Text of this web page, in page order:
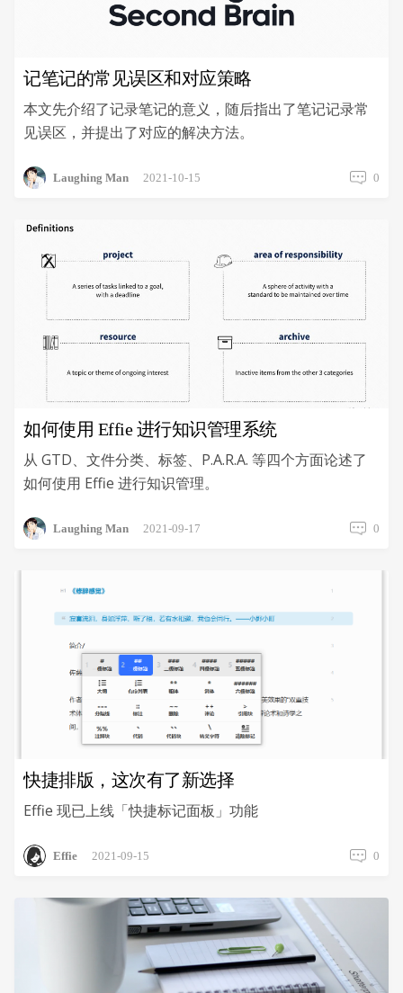
记笔记的常见误区和对应策略
本文先介绍了记录笔记的意义，随后指出了笔记记录常
见误区，并提出了对应的解决方法。
Laughing Man 2021-10-15 0
如何使用 Effie 进行知识管理系统
从 GTD、文件分类、标签、P.A.R.A. 等四个方面论述了
如何使用 Effie 进行知识管理。
Laughing Man 2021-09-17 0
快捷排版，这次有了新选择
Effie 现已上线「快捷标记面板」功能
Effie 2021-09-15 0